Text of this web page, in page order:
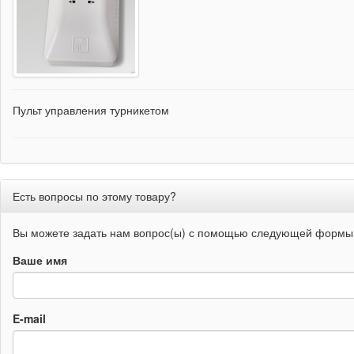
Пульт управления турникетом
Есть вопросы по этому товару?
Вы можете задать нам вопрос(ы) с помощью следующей
Ваше имя
E-mail